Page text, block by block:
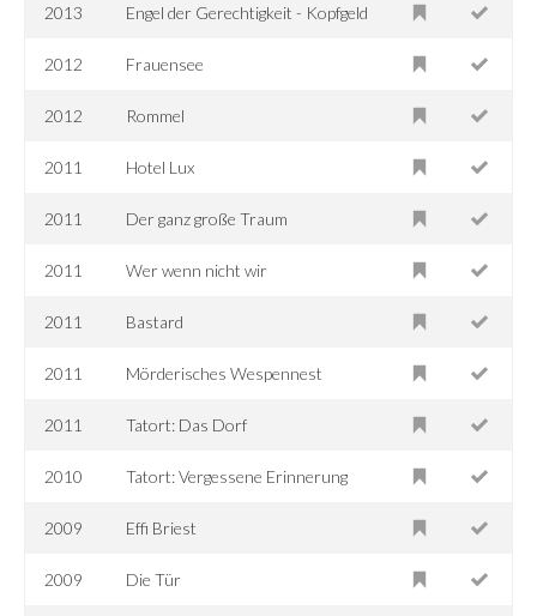
2013 Engel der Gerechtigkeit - Kopfgeld
2012 Frauensee
2012 Rommel
2011 Hotel Lux
2011 Der ganz große Traum
2011 Wer wenn nicht wir
2011 Bastard
2011 Mörderisches Wespennest
2011 Tatort: Das Dorf
2010 Tatort: Vergessene Erinnerung
2009 Effi Briest
2009 Die Tür